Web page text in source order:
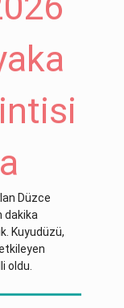
Düzce
dakika
Kuyudüzü,
oldu.